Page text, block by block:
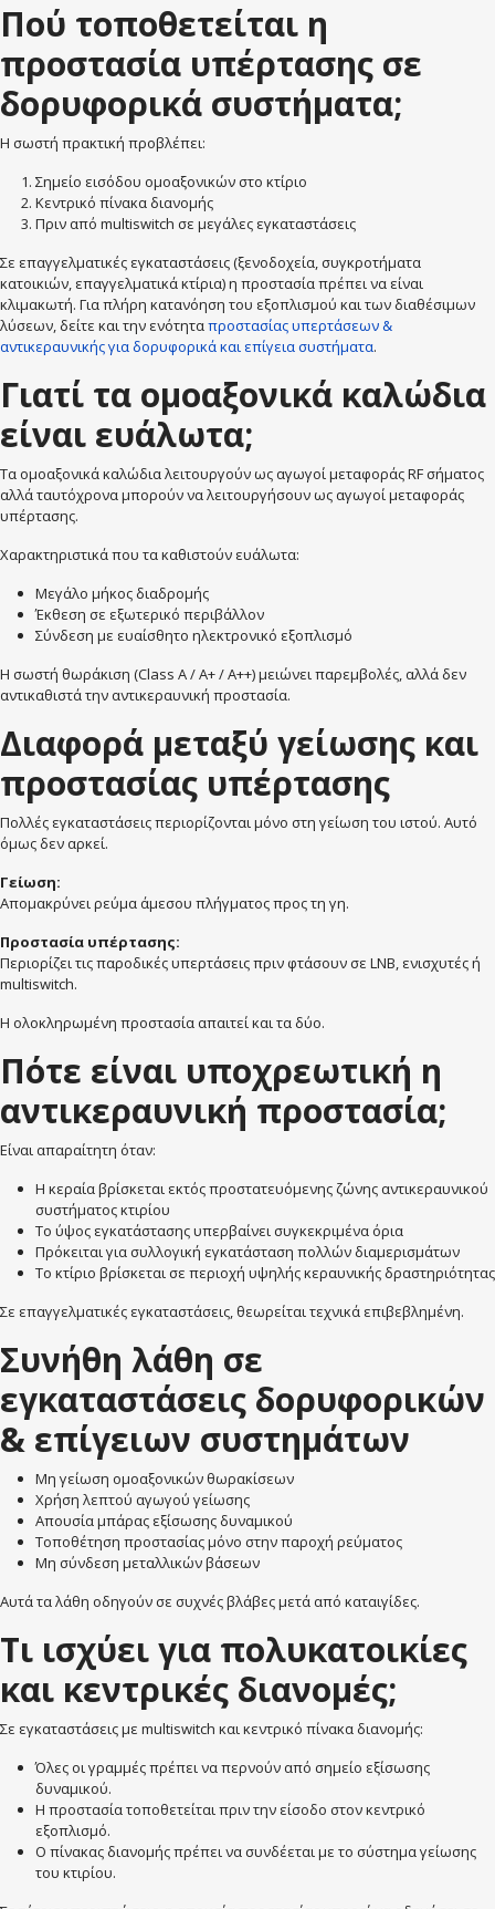
Πού τοποθετείται η
προστασία υπέρτασης σε
δορυφορικά συστήματα;
Η σωστή πρακτική προβλέπει:
Σημείο εισόδου ομοαξονικών στο κτίριο
Κεντρικό πίνακα διανομής
Πριν από multiswitch σε μεγάλες εγκαταστάσεις
Σε επαγγελματικές εγκαταστάσεις (ξενοδοχεία, συγκροτήματα
κατοικιών, επαγγελματικά κτίρια) η προστασία πρέπει να είναι
κλιμακωτή. Για πλήρη κατανόηση του εξοπλισμού και των διαθέσιμων
λύσεων, δείτε και την ενότηταπροστασίας υπερτάσεων &
αντικεραυνικής για δορυφορικά και επίγεια συστήματα.
Γιατί τα ομοαξονικά καλώδια
είναι ευάλωτα;
Τα ομοαξονικά καλώδια λειτουργούν ως αγωγοί μεταφοράς RF σήματος
αλλά ταυτόχρονα μπορούν να λειτουργήσουν ως αγωγοί μεταφοράς
υπέρτασης.
Χαρακτηριστικά που τα καθιστούν ευάλωτα:
Μεγάλο μήκος διαδρομής
Έκθεση σε εξωτερικό περιβάλλον
Σύνδεση με ευαίσθητο ηλεκτρονικό εξοπλισμό
Η σωστή θωράκιση (Class A / A+ / A++) μειώνει παρεμβολές, αλλά δεν
αντικαθιστά την αντικεραυνική προστασία.
Διαφορά μεταξύ γείωσης και
προστασίας υπέρτασης
Πολλές εγκαταστάσεις περιορίζονται μόνο στη γείωση του ιστού. Αυτό
όμως δεν αρκεί.
Γείωση:
Απομακρύνει ρεύμα άμεσου πλήγματος προς τη γη.
Προστασία υπέρτασης:
Περιορίζει τις παροδικές υπερτάσεις πριν φτάσουν σε LNB, ενισχυτές ή
multiswitch.
Η ολοκληρωμένη προστασία απαιτεί και τα δύο.
Πότε είναι υποχρεωτική η
αντικεραυνική προστασία;
Είναι απαραίτητη όταν:
Η κεραία βρίσκεται εκτός προστατευόμενης ζώνης αντικεραυνικού
συστήματος κτιρίου
Το ύψος εγκατάστασης υπερβαίνει συγκεκριμένα όρια
Πρόκειται για συλλογική εγκατάσταση πολλών διαμερισμάτων
Το κτίριο βρίσκεται σε περιοχή υψηλής κεραυνικής δραστηριότητας
Σε επαγγελματικές εγκαταστάσεις, θεωρείται τεχνικά επιβεβλημένη.
Συνήθη λάθη σε
εγκαταστάσεις δορυφορικών
& επίγειων συστημάτων
Μη γείωση ομοαξονικών θωρακίσεων
Χρήση λεπτού αγωγού γείωσης
Απουσία μπάρας εξίσωσης δυναμικού
Τοποθέτηση προστασίας μόνο στην παροχή ρεύματος
Μη σύνδεση μεταλλικών βάσεων
Αυτά τα λάθη οδηγούν σε συχνές βλάβες μετά από καταιγίδες.
Τι ισχύει για πολυκατοικίες
και κεντρικές διανομές;
Σε εγκαταστάσεις με multiswitch και κεντρικό πίνακα διανομής:
Όλες οι γραμμές πρέπει να περνούν από σημείο εξίσωσης
δυναμικού.
Η προστασία τοποθετείται πριν την είσοδο στον κεντρικό
εξοπλισμό.
Ο πίνακας διανομής πρέπει να συνδέεται με το σύστημα γείωσης
του κτιρίου.